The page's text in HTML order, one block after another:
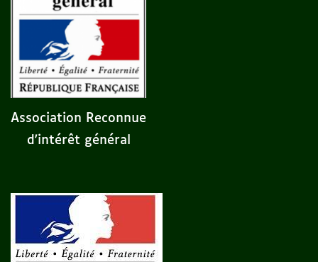
Association Reconnue
d'intérêt général